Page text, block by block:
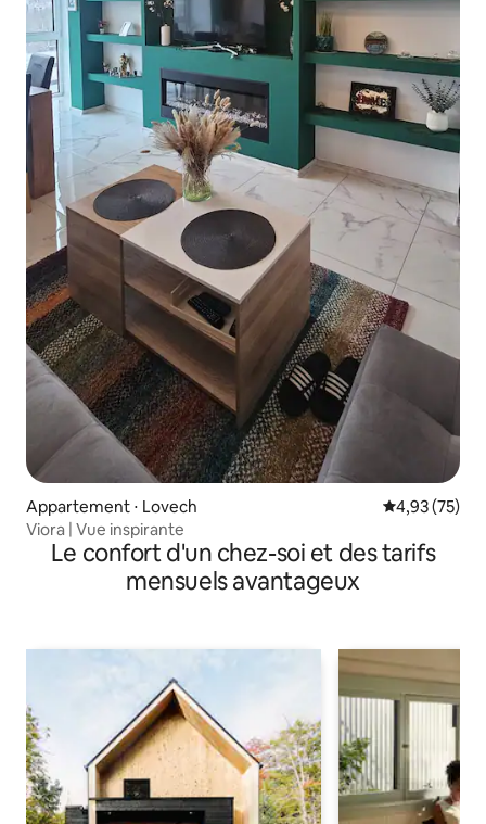
Appartement ⋅ Lovech Évaluation
4,93 (75)
Viora | Vue inspirante
Le confort d'un chez-soi et des tarifs
mensuels avantageux